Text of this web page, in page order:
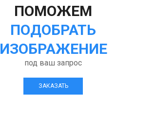
ПОМОЖЕМ
ПОДОБРАТЬ
ИЗОБРАЖЕНИЕ
под ваш запрос
ЗАКАЗАТЬ